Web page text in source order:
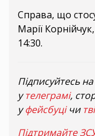
Справа, що
Марії
14:30.
Підписуйтесь
утелеграмі,
уфейсбуцічи
Підтримайте